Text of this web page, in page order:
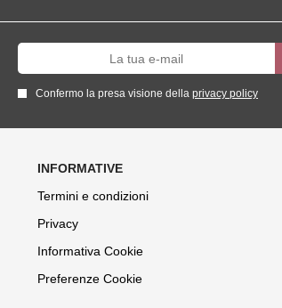
Confermo la presa visione della privacy policy
Termini e condizioni
Privacy
Informativa Cookie
Preferenze Cookie